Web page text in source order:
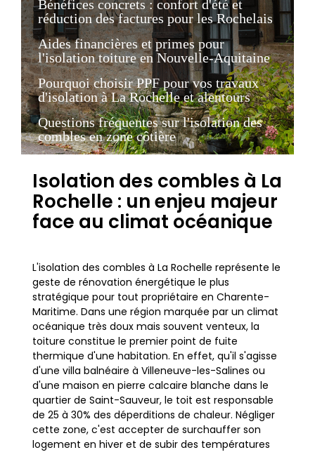
Bénéfices concrets : confort d'été et
réduction des factures pour les Rochelais
Aides financières et primes pour
l'isolation toiture en Nouvelle-Aquitaine
Pourquoi choisir PPF pour vos travaux
d'isolation à La Rochelle et alentours
Questions fréquentes sur l'isolation des
combles en zone côtière
Isolation des combles à La
Rochelle : un enjeu majeur
face au climat océanique
L'isolation des combles à La Rochelle représente le
geste de rénovation énergétique le plus
stratégique pour tout propriétaire en Charente-
Maritime. Dans une région marquée par un climat
océanique très doux mais souvent venteux, la
toiture constitue le premier point de fuite
thermique d'une habitation. En effet, qu'il s'agisse
d'une villa balnéaire à Villeneuve-les-Salines ou
d'une maison en pierre calcaire blanche dans le
quartier de Saint-Sauveur, le toit est responsable
de 25 à 30% des déperditions de chaleur. Négliger
cette zone, c'est accepter de surchauffer son
logement en hiver et de subir des températures